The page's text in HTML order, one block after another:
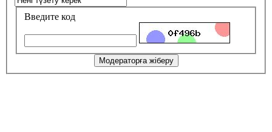
Введите код
Модераторға жіберу